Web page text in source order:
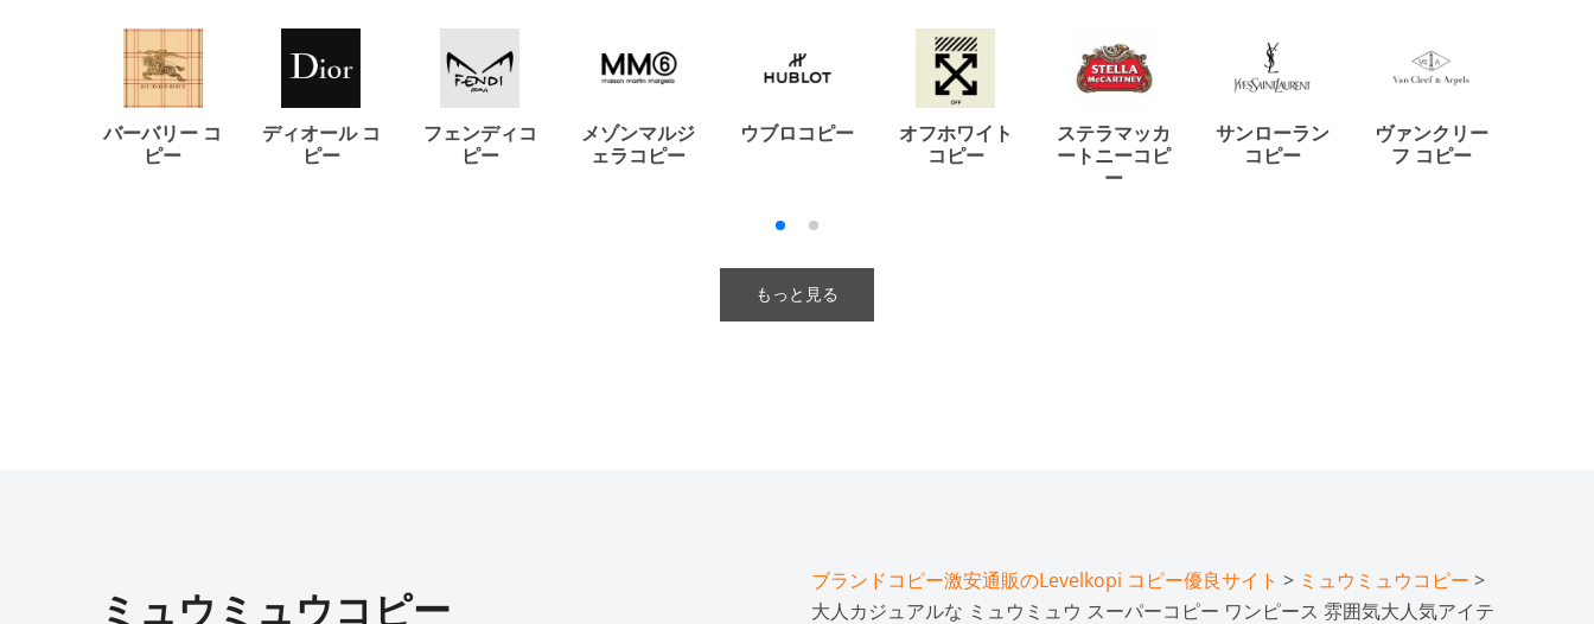
バーバリー コ
ピー
ディオール コ
ピー
フェンディコ
ピー
メゾンマルジ
ェラコピー
ウブロコピー
オフホワイト
コピー
ステラマッカ
ートニーコピ
ー
サンローラン
コピー
ヴァンクリー
フ コピー
もっと見る
ミュウミュウコピー
ブランドコピー激安通販のLevelkopi コピー優良サイト > ミュウミュウコピー >
大人カジュアルな ミュウミュウ スーパーコピー ワンピース 雰囲気大人気アイテ